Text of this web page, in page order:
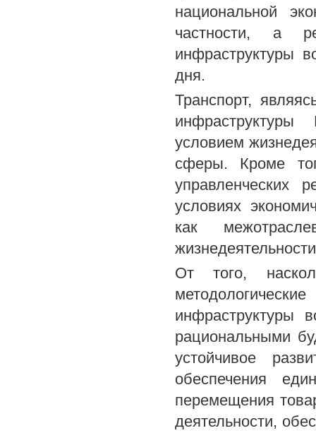
национальной
частности, а
инфраструктуры
дня.
Транспорт,
условием
сферы. Кроме
управленческих
условиях
как
От того,
инфраструктуры
рациональными
устойчивое
обеспечения
перемещения
деятельности,